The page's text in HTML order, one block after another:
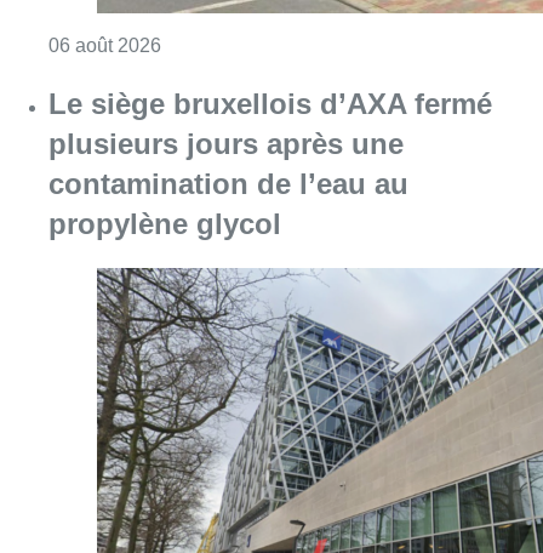
05 août 2026Consulter l'article "Le siège bruxellois
Sécheresse : attention aux chutes
de branches en forêt